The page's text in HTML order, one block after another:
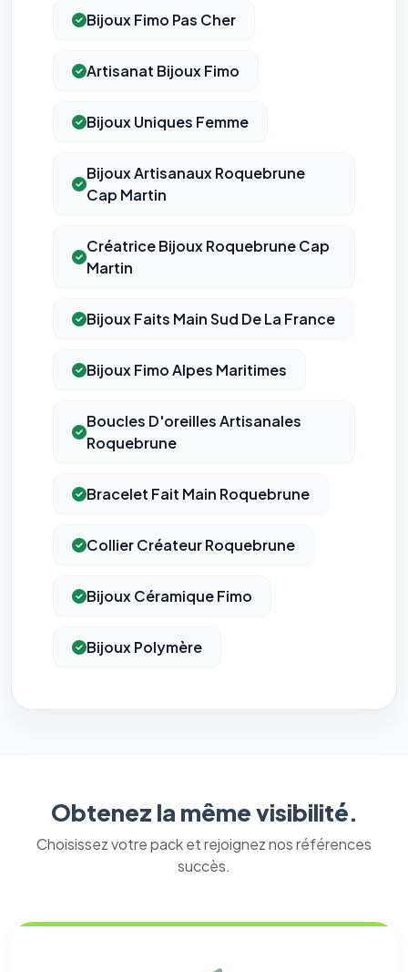
Bijoux Fimo Pas Cher
Artisanat Bijoux Fimo
Bijoux Uniques Femme
Bijoux Artisanaux Roquebrune
Cap Martin
Créatrice Bijoux Roquebrune Cap
Martin
Bijoux Faits Main Sud De La France
Bijoux Fimo Alpes Maritimes
Boucles D'oreilles Artisanales
Roquebrune
Bracelet Fait Main Roquebrune
Collier Créateur Roquebrune
Bijoux Céramique Fimo
Bijoux Polymère
Obtenez la même visibilité.
Choisissez votre pack et rejoignez nos références
succès.